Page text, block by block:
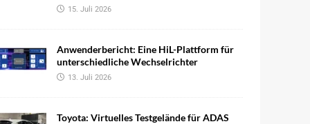
15. Juli 2026
Anwenderbericht: Eine HiL-Plattform für
unterschiedliche Wechselrichter
13. Juli 2026
Toyota: Virtuelles Testgelände für ADAS